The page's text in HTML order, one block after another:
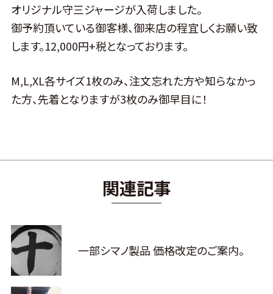
オリジナル守三ジャージが入荷しました。
御予約頂いている御客様、御来店の程宜しくお願い致
します。12,000円+税となっております。
M,L,XL各サイズ1枚のみ、注文忘れた方や知らなかっ
た方、先着となりますが3枚のみ御早目に！
関連記事
一部シマノ製品 価格改定のご案内。